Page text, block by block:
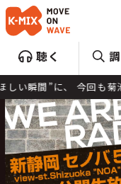
聴く
、 今回も菊池